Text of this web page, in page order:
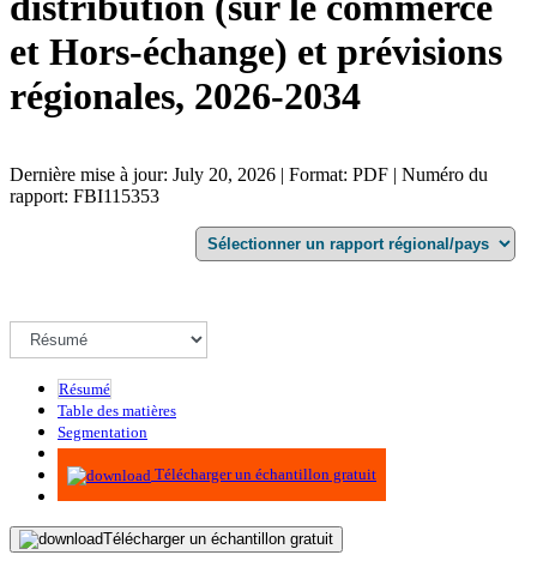
et Hors-échange) et prévisions
régionales, 2026-2034
Dernière mise à jour: July 20, 2026 | Format: PDF | Numéro du
rapport: FBI115353
Résumé
Table des matières
Segmentation
Méthodologie
Télécharger un échantillon gratuit
Télécharger un échantillon gratuit